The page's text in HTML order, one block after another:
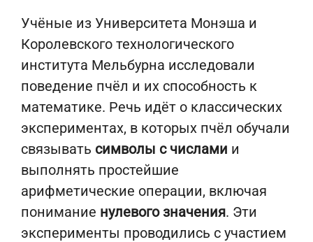
Учёные из Университета Монэша и
Королевского технологического
института Мельбурна исследовали
поведение пчёл и их способность к
математике. Речь идёт о классических
экспериментах, в которых пчёл обучали
связывать символы с числами и
выполнять простейшие
арифметические операции, включая
понимание нулевого значения. Эти
эксперименты проводились с участием